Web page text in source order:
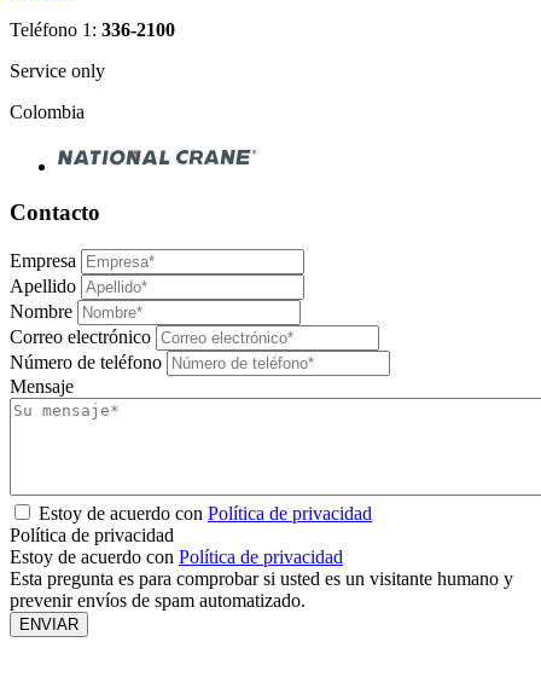
Teléfono 1: 336-2100
Service only
Colombia
Contacto
Empresa
Apellido
Nombre
Correo electrónico
Número de teléfono
Mensaje
Estoy de acuerdo con Política de privacidad
Política de privacidad
Estoy de acuerdo con Política de privacidad
Esta pregunta es para comprobar si usted es un visitante humano y
prevenir envíos de spam automatizado.